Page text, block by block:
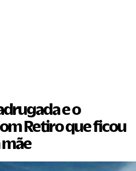
e o
Retiro que ficou